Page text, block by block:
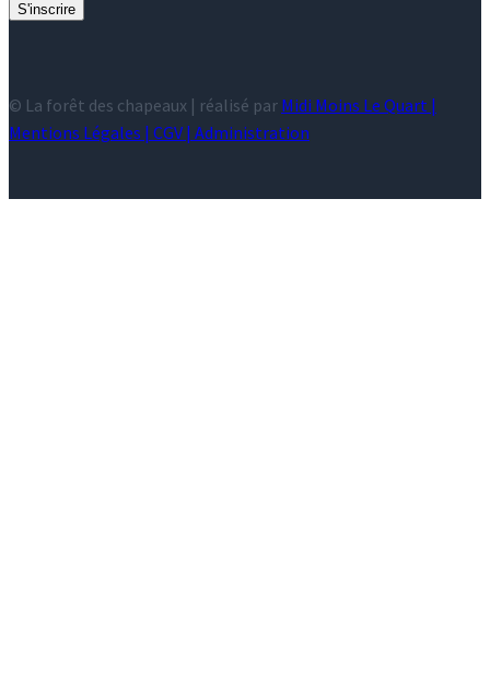
S'inscrire
© La forêt des chapeaux | réalisé par Midi Moins Le Quart |
Mentions Légales | CGV | Administration